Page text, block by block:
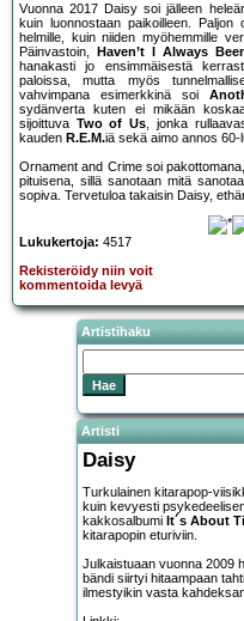
Vuonna 2017 Daisy soi jälleen
kuin luonnostaan paikoilleen.
helmille, kuin niiden myöhemmille
Päinvastoin,
Haven’t I Always
hanakasti jo ensimmäisestä
paloissa, mutta myös
vahvimpana esimerkkinä soi
sydänverta kuten ei mikään
sijoittuva Two of Us, jonka
kauden R.E.M.iä sekä aimo annos 60-
Ornament and Crime soi
pituisena, sillä sanotaan mitä
sopiva. Tervetuloa takaisin Daisy,
Lukukertoja: 4517
Rekisteröidy niin voit
kommentoida levyä
Artistihaku
Artisti
Daisy
Turkulainen kitarapop-
kuin kevyesti
kakkosalbumi It´s About
kitarapopin eturiviin.
Julkaistuaan vuonna 2009
bändi siirtyi hitaampaan
ilmestyikin vasta